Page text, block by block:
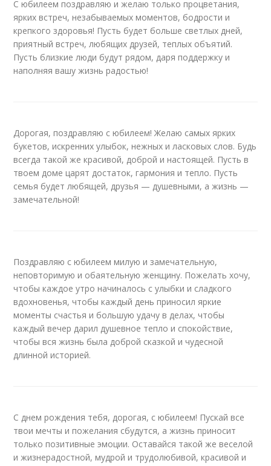
С юбилеем поздравляю и желаю только процветания,
ярких встреч, незабываемых моментов, бодрости и
крепкого здоровья! Пусть будет больше светлых дней,
приятный встреч, любящих друзей, теплых объятий.
Пусть близкие люди будут рядом, даря поддержку и
наполняя вашу жизнь радостью!
Дорогая, поздравляю с юбилеем! Желаю самых ярких
букетов, искренних улыбок, нежных и ласковых слов. Будь
всегда такой же красивой, доброй и настоящей. Пусть в
твоем доме царят достаток, гармония и тепло. Пусть
семья будет любящей, друзья — душевными, а жизнь —
замечательной!
Поздравляю с юбилеем милую и замечательную,
неповторимую и обаятельную женщину. Пожелать хочу,
чтобы каждое утро начиналось с улыбки и сладкого
вдохновенья, чтобы каждый день приносил яркие
моменты счастья и большую удачу в делах, чтобы
каждый вечер дарил душевное тепло и спокойствие,
чтобы вся жизнь была доброй сказкой и чудесной
длинной историей.
С днем рождения тебя, дорогая, с юбилеем! Пускай все
твои мечты и пожелания сбудутся, а жизнь приносит
только позитивные эмоции. Оставайся такой же веселой
и жизнерадостной, мудрой и трудолюбивой, красивой и